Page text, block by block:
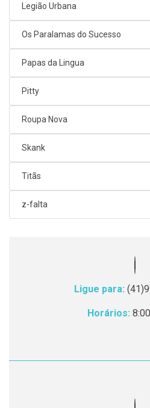
Legião Urbana
Os Paralamas do Sucesso
Papas da Lingua
Pitty
Roupa Nova
Skank
Titãs
z-falta
Ligue para:
Horários: